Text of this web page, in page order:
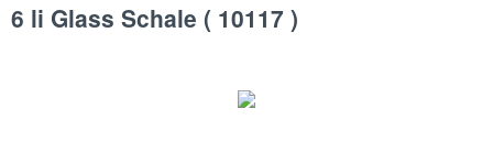
6 li Glass Schale ( 10117 )